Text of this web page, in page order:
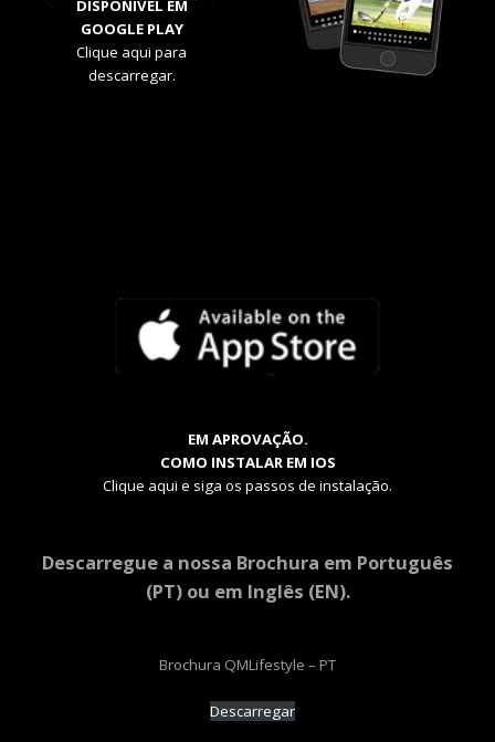
DISPONÍVEL EM
GOOGLE PLAY
Clique aqui para
descarregar.
EM APROVAÇÃO.
COMO INSTALAR EM IOS
Clique aqui e siga os passos de instalação.
Descarregue a nossa Brochura em Português
(PT) ou em Inglês (EN).
Brochura QMLifestyle – PT
Descarregar